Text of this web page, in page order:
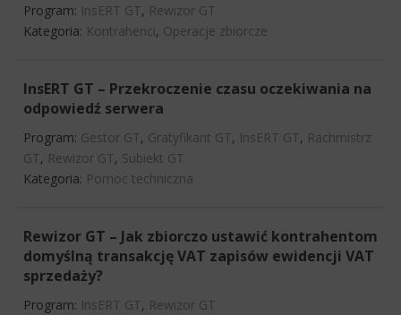
Program: InsERT GT, Rewizor GT
Kategoria: Kontrahenci, Operacje zbiorcze
InsERT GT – Przekroczenie czasu oczekiwania na
odpowiedź serwera
Program: Gestor GT, Gratyfikant GT, InsERT GT, Rachmistrz
GT, Rewizor GT, Subiekt GT
Kategoria: Pomoc techniczna
Rewizor GT – Jak zbiorczo ustawić kontrahentom
domyślną transakcję VAT zapisów ewidencji VAT
sprzedaży?
Program: InsERT GT, Rewizor GT